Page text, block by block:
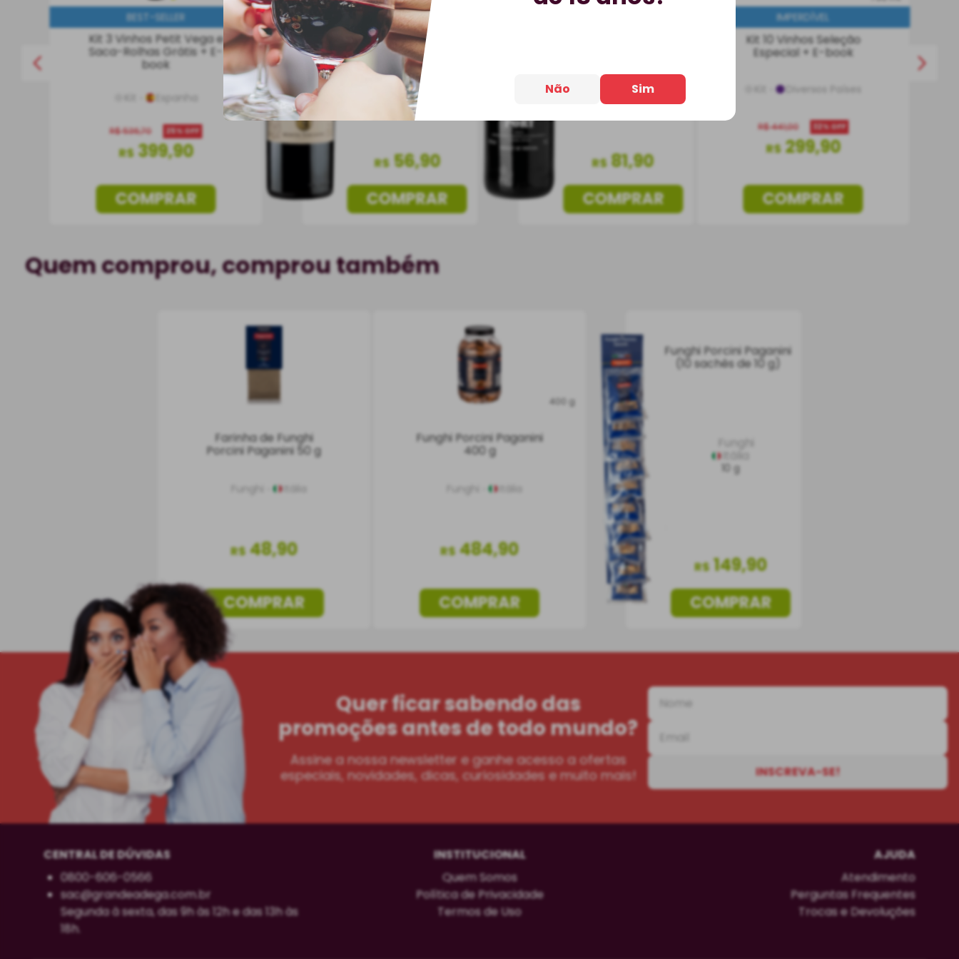
BEST-SELLER
Kit 3 Vinhos Petit Vega e
Saca-Rolhas Grátis + E-
book
Espanha
R$536,70 25% OFF
R$ 399,90
COMPRAR
Vinho Tinto
Uruguai
750 ml
R$ 56,90
COMPRAR
750 ml
R$ 81,90
COMPRAR
IMPERDÍVEL
Kit 10 Vinhos Seleção
Especial + E-book
Diversos Países
R$441,00 32% OFF
R$ 299,90
COMPRAR
Quem comprou, comprou também
Farinha de Funghi
Porcini Paganini 50 g
Itália
R$ 48,90
COMPRAR
400 g
Funghi Porcini Paganini
400 g
R$ 484,90
COMPRAR
Funghi Porcini Paganini
(10 sachês de 10 g)
Itália
10 g
R$ 149,90
COMPRAR
Quer ficar sabendo das
promoções antes de todo mundo?
Assine a nossa newsletter e ganhe acesso a ofertas
especiais, novidades, dicas, curiosidades e muito mais!
INSCREVA-SE!
CENTRAL DE DÚVIDAS
0800-606-0566
sac@grandeadega.com.br
Segunda à sexta, das 9h às 12h e das 13h às
18h.
INSTITUCIONAL
Quem Somos
Política de Privacidade
Termos de Uso
AJUDA
Atendimento
Perguntas Frequentes
Trocas e Devoluções
Não Sim